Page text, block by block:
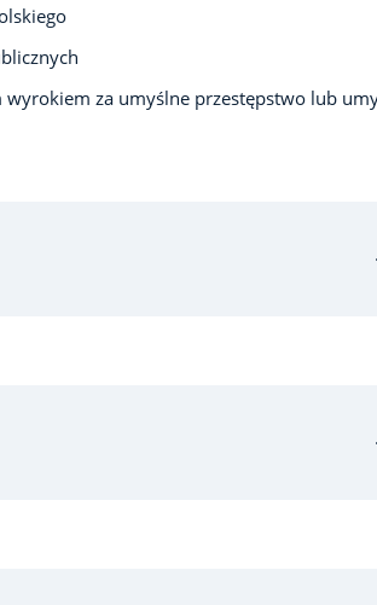
za umyślne przestępstwo lub